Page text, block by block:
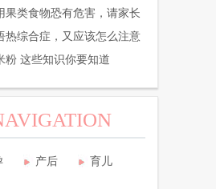
果类食物恐有危害，请家长
热综合症，又应该怎么注意
粉 这些知识你要知道
产后 育儿